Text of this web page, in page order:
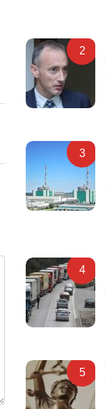
2
3
4
5